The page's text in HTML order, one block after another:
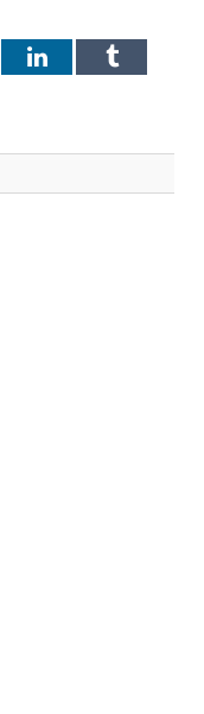
LinkedInTumblr